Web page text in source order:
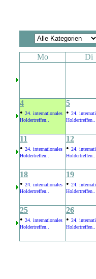
Mo Di
4
• 24. internationales
Holdertreffen..
5
• 24.
Holdertreffen..
11
• 24. internationales
Holdertreffen..
12
• 24.
Holdertreffen..
18
• 24. internationales
Holdertreffen..
19
• 24.
Holdertreffen..
25
• 24. internationales
Holdertreffen..
26
• 24.
Holdertreffen..